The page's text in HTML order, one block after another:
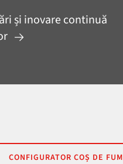
și inovare continuă
CONFIGURATOR COȘ DE FUM